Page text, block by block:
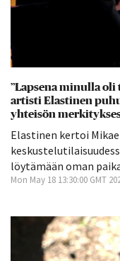
”Lapsena minulla oli
artisti Elastinen
yhteisön
Elastinen kertoi
löytämään oman
Mon May 18 13:30:00 GMT